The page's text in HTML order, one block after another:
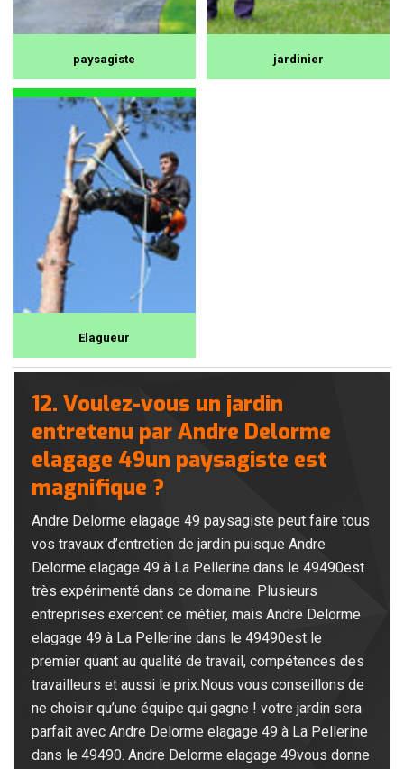
paysagiste jardinier
Elagueur
12. Voulez-vous un jardin
entretenu par Andre Delorme
elagage 49un paysagiste est
magnifique ?
Andre Delorme elagage 49 paysagiste peut faire tous
vos travaux d’entretien de jardin puisque Andre
Delorme elagage 49 à La Pellerine dans le 49490est
très expérimenté dans ce domaine. Plusieurs
entreprises exercent ce métier, mais Andre Delorme
elagage 49 à La Pellerine dans le 49490est le
premier quant au qualité de travail, compétences des
travailleurs et aussi le prix.Nous vous conseillons de
ne choisir qu’une équipe qui gagne ! votre jardin sera
parfait avec Andre Delorme elagage 49 à La Pellerine
dans le 49490. Andre Delorme elagage 49vous donne